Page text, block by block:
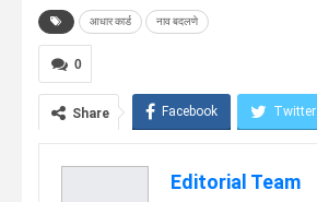
आधार कार्ड नाव बदलणे
0
Share Facebook Twitter
Editorial Team